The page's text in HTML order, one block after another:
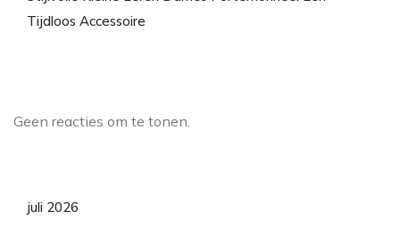
Tijdloos Accessoire
Geen reacties om te tonen.
juli 2026